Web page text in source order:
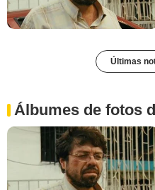
Últimas
Álbumes de fotos